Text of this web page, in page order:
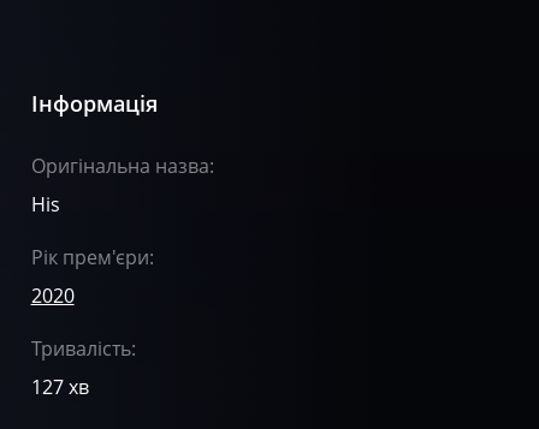
Інформація
Оригінальна назва:
His
Рік прем'єри:
2020
Тривалість:
127 хв